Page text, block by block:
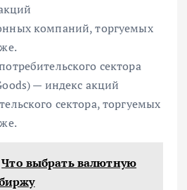
компаний, торгуемых
сектора
— индекс акций
сектора, торгуемых
Что выбрать валютную